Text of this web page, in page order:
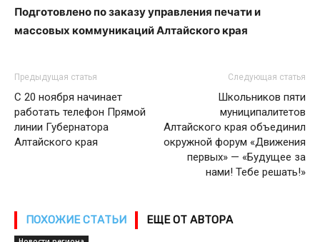
Подготовлено по заказу управления печати и
массовых коммуникаций Алтайского края
Предыдущая статья
С 20 ноября начинает
работать телефон Прямой
линии Губернатора
Алтайского края
Следующая статья
Школьников пяти
муниципалитетов
Алтайского края объединил
окружной форум «Движения
первых» — «Будущее за
нами! Тебе решать!»
ПОХОЖИЕ СТАТЬИ ЕЩЕ ОТ АВТОРА